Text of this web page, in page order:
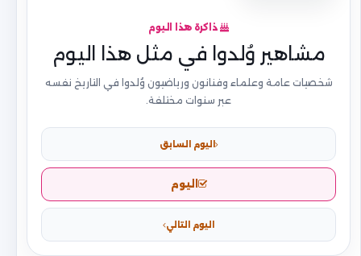
ذاكرة هذا اليوم
مشاهير وُلدوا في مثل هذا اليوم
شخصيات عامة وعلماء وفنانون ورياضيون وُلدوا في التاريخ نفسه
عبر سنوات مختلفة.
اليوم السابق
اليوم
اليوم التالي